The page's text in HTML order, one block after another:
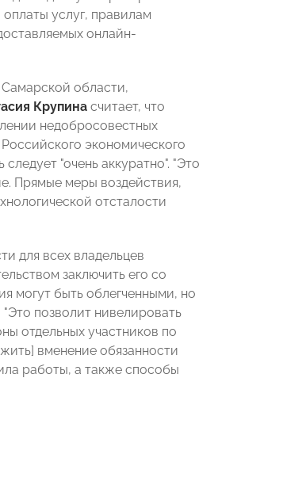
услуг, правилам
онлайн-
области,
Крупина считает, что
недобросовестных
экономического
следует "очень аккуратно". "Это
Прямые меры воздействия,
отсталости
для всех владельцев
заключить его со
могут быть облегченными, но
позволит нивелировать
отдельных участников по
вменение обязанности
работы, а также способы